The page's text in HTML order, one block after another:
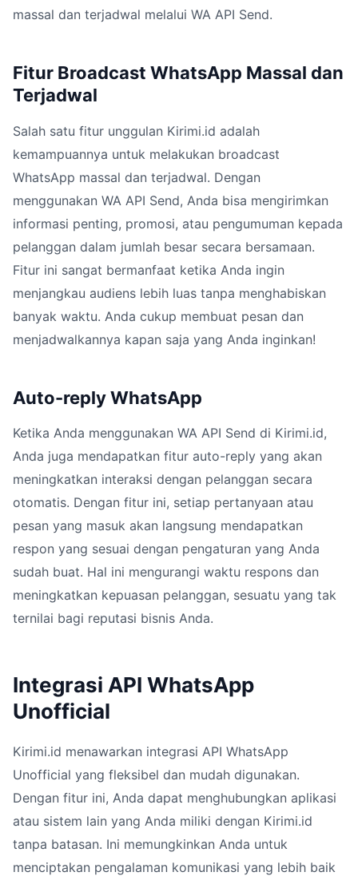
massal dan terjadwal melalui WA API Send.
Fitur Broadcast WhatsApp Massal dan
Terjadwal
Salah satu fitur unggulan Kirimi.id adalah
kemampuannya untuk melakukan broadcast
WhatsApp massal dan terjadwal. Dengan
menggunakan WA API Send, Anda bisa mengirimkan
informasi penting, promosi, atau pengumuman kepada
pelanggan dalam jumlah besar secara bersamaan.
Fitur ini sangat bermanfaat ketika Anda ingin
menjangkau audiens lebih luas tanpa menghabiskan
banyak waktu. Anda cukup membuat pesan dan
menjadwalkannya kapan saja yang Anda inginkan!
Auto-reply WhatsApp
Ketika Anda menggunakan WA API Send di Kirimi.id,
Anda juga mendapatkan fitur auto-reply yang akan
meningkatkan interaksi dengan pelanggan secara
otomatis. Dengan fitur ini, setiap pertanyaan atau
pesan yang masuk akan langsung mendapatkan
respon yang sesuai dengan pengaturan yang Anda
sudah buat. Hal ini mengurangi waktu respons dan
meningkatkan kepuasan pelanggan, sesuatu yang tak
ternilai bagi reputasi bisnis Anda.
Integrasi API WhatsApp
Unofficial
Kirimi.id menawarkan integrasi API WhatsApp
Unofficial yang fleksibel dan mudah digunakan.
Dengan fitur ini, Anda dapat menghubungkan aplikasi
atau sistem lain yang Anda miliki dengan Kirimi.id
tanpa batasan. Ini memungkinkan Anda untuk
menciptakan pengalaman komunikasi yang lebih baik